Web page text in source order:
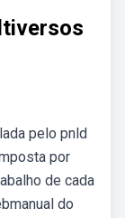
pelo pnld
por
de cada
do